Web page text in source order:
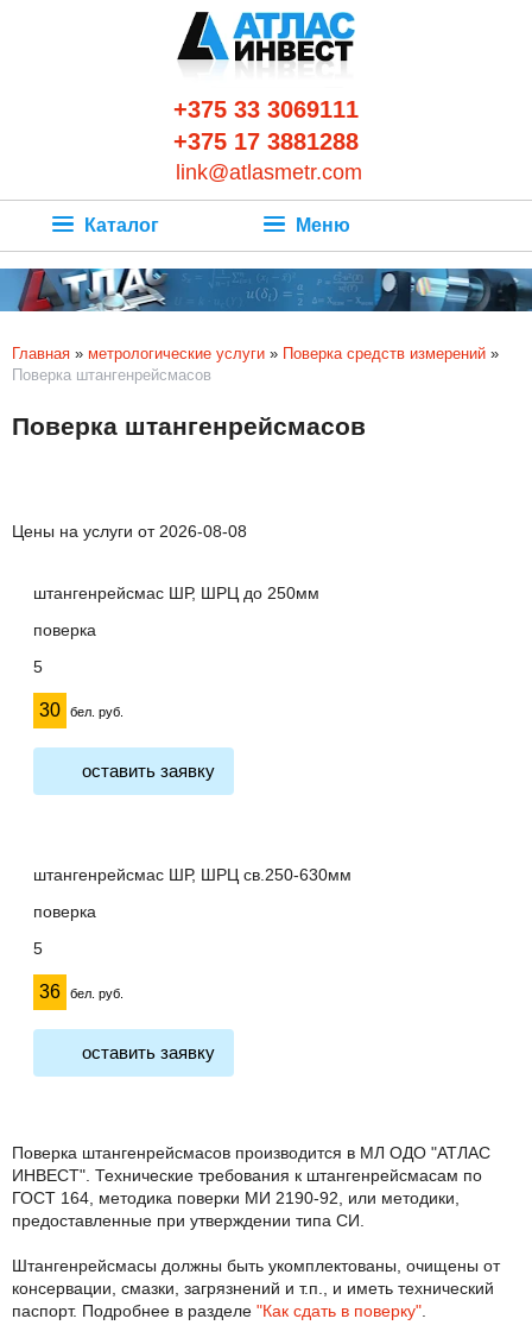
+375 33 3069111
+375 17 3881288
link@atlasmetr.com
Каталог Меню
Главная » метрологические услуги » Поверка средств измерений »
Поверка штангенрейсмасов
Поверка штангенрейсмасов
Цены на услуги от 2026-08-08
штангенрейсмас ШР, ШРЦ до 250мм
поверка
5
30 бел. руб.
оставить заявку
штангенрейсмас ШР, ШРЦ св.250-630мм
поверка
5
36 бел. руб.
оставить заявку
Поверка штангенрейсмасов производится в МЛ ОДО "АТЛАС
ИНВЕСТ". Технические требования к штангенрейсмасам по
ГОСТ 164, методика поверки МИ 2190-92, или методики,
предоставленные при утверждении типа СИ.
Штангенрейсмасы должны быть укомплектованы, очищены от
консервации, смазки, загрязнений и т.п., и иметь технический
паспорт. Подробнее в разделе "Как сдать в поверку".